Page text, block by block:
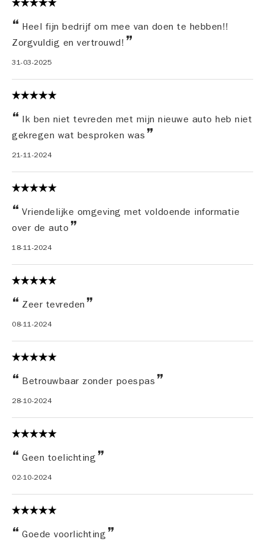
Heel fijn bedrijf om mee van doen te hebben!!
Zorgvuldig en vertrouwd!
31-03-2025
Ik ben niet tevreden met mijn nieuwe auto heb niet
gekregen wat besproken was
21-11-2024
Vriendelijke omgeving met voldoende informatie
over de auto
18-11-2024
Zeer tevreden
08-11-2024
Betrouwbaar zonder poespas
28-10-2024
Geen toelichting
02-10-2024
Goede voorlichting